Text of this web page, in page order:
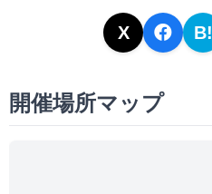
X B!
開催場所マップ